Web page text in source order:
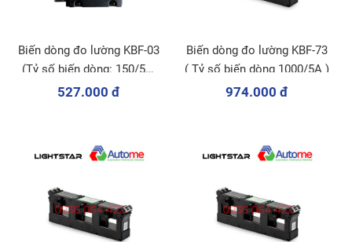
Biến dòng đo lường KBF-03
(Tỷ số biến dòng: 150/5A;
200/5A)
527.000 đ
Biến dòng đo lường KBF-73
( Tỷ số biến dòng 1000/5A )
974.000 đ